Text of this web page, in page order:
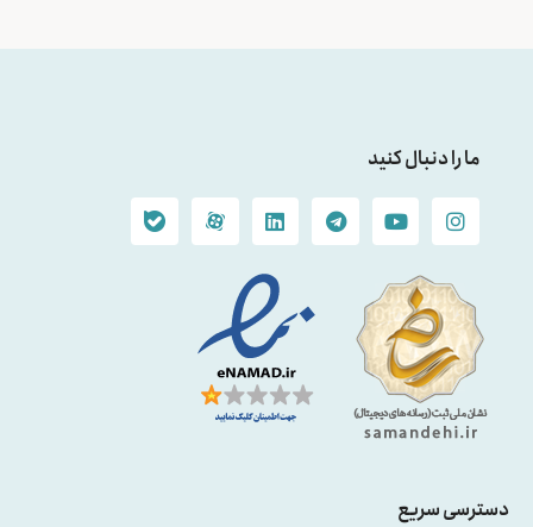
ما را دنبال کنید
دسترسی سریع